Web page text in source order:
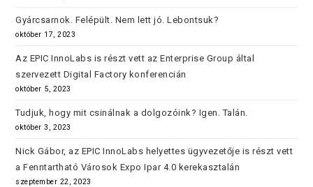
Gyárcsarnok. Felépült. Nem lett jó. Lebontsuk?
október 17, 2023
Az EPIC InnoLabs is részt vett az Enterprise Group által
szervezett Digital Factory konferencián
október 5, 2023
Tudjuk, hogy mit csinálnak a dolgozóink? Igen. Talán.
október 3, 2023
Nick Gábor, az EPIC InnoLabs helyettes ügyvezetője is részt vett
a Fenntartható Városok Expo Ipar 4.0 kerekasztalán
szeptember 22, 2023